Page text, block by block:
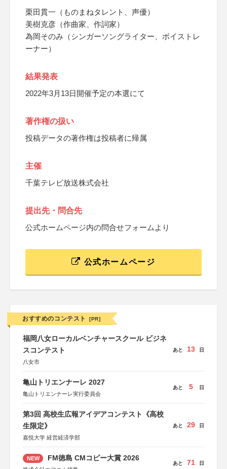
栗田貫一（ものまねタレント、声優）
美樹克彦（作曲家、作詞家）
為岡そのみ（シンガーソングライター、ボイストレ
ーナー）
結果発表
2022年3月13日開催予定の本選にて
著作権の扱い
投稿データの著作権は投稿者に帰属
主催
千葉テレビ放送株式会社
提出先・問合先
公式ホームページ内の問合せフォームより
公式ホームページ
おすすめのコンテスト [PR]
福岡八女ローカルベンチャースクール ビジネ
スコンテスト
八女市
あと 13 日
亀山トリエンナーレ 2027
亀山トリエンナーレ実行委員会
あと 5 日
第3回 高校生広報アイデアコンテスト《高校
生限定》
嘉悦大学 経営経済学部
あと 29 日
NEW FM徳島 CMコピー大賞 2026
あと 71 日